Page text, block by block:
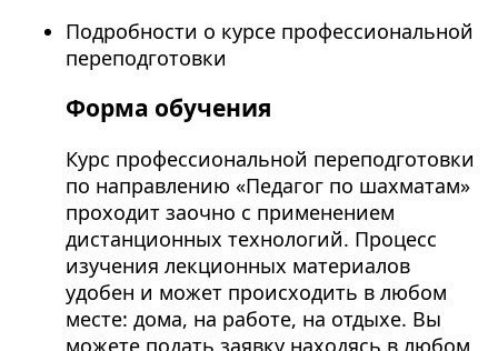
Подробности о курсе профессиональной
переподготовки
Форма обучения
Курс профессиональной переподготовки
по направлению «Педагог по шахматам»
проходит заочно с применением
дистанционных технологий. Процесс
изучения лекционных материалов
удобен и может происходить в любом
месте: дома, на работе, на отдыхе. Вы
можете подать заявку находясь в любом